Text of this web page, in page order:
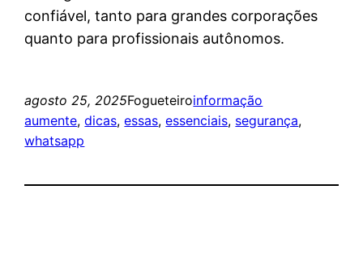
confiável, tanto para grandes corporações
quanto para profissionais autônomos.
agosto 25, 2025Fogueteiroinformação
aumente, dicas, essas, essenciais, segurança
whatsapp